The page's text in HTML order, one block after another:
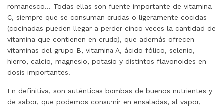
romanesco… Todas ellas son fuente importante de vitamina
C, siempre que se consuman crudas o ligeramente cocidas
(cocinadas pueden llegar a perder cinco veces la cantidad de
vitamina que contienen en crudo), que además ofrecen
vitaminas del grupo B, vitamina A, ácido fólico, selenio,
hierro, calcio, magnesio, potasio y distintos flavonoides en
dosis importantes.
En definitiva, son auténticas bombas de buenos nutrientes y
de sabor, que podemos consumir en ensaladas, al vapor,